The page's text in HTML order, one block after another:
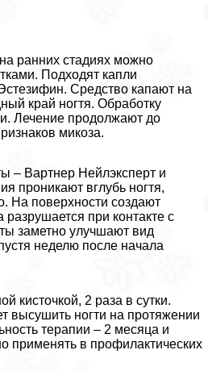
ранних стадиях можно
Подходят капли
Средство капают на
край ногтя. Обработку
Лечение продолжают до
микоза.
– Вартнер Нейлэксперт и
проникают вглубь ногтя,
На поверхности создают
при контакте с
заметно улучшают вид
неделю после начала
кисточкой, 2 раза в сутки.
высушить ногти на протяжении
терапии – 2 месяца и
применять в профилактических